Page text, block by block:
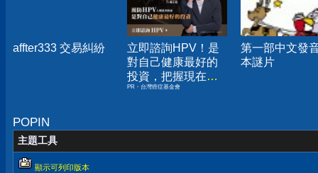
affter333 交易糾紛
立即諮詢HPV！是
對自己健康最好的
投資，把握現在不
嫌晚！
PR・台灣癌症基金會
第一部中文發
本謎片
POPIN
主題工具
顯示可列印版本